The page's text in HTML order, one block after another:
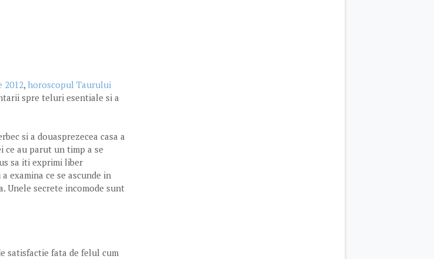
2012, horoscopul Taurului
spre teluri esentiale si a
si a douasprezecea casa a
au parut un timp a se
sa iti exprimi liber
examina ce se ascunde in
Unele secrete incomode sunt
satisfactie fata de felul cum